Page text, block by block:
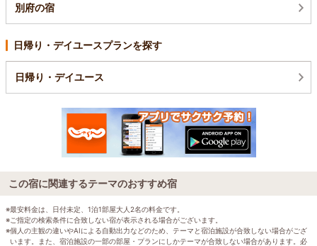
別府の宿
日帰り・デイユースプランを探す
日帰り・デイユース
この宿に関連するテーマのおすすめ宿
※最安料金は、日付未定、1泊1部屋大人2名の料金です。
※ご指定の検索条件に合致しない宿が表示される場合がございます。
※個人の主観の違いやAIによる自動出力などのため、テーマと宿泊施設が合致しない場合がござ
います。また、宿泊施設の一部の部屋・プランにしかテーマが合致しない場合があります。必